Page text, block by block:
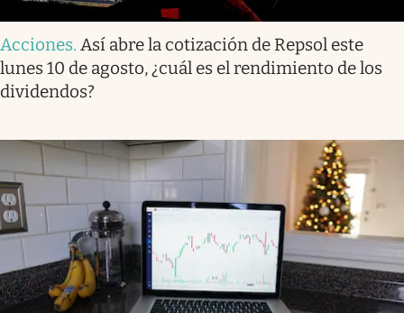
Acciones. Así abre la cotización de Repsol este
lunes 10 de agosto, ¿cuál es el rendimiento de los
dividendos?